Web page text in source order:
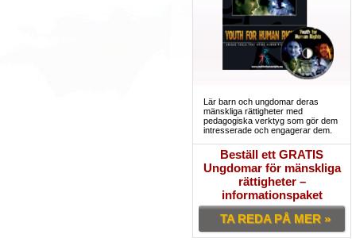
Lär barn och ungdomar deras
mänskliga rättigheter med
pedagogiska verktyg som gör dem
intresserade och engagerar dem.
Beställ ett GRATIS
Ungdomar för mänskliga
rättigheter –
informationspaket
TA REDA PÅ MER »